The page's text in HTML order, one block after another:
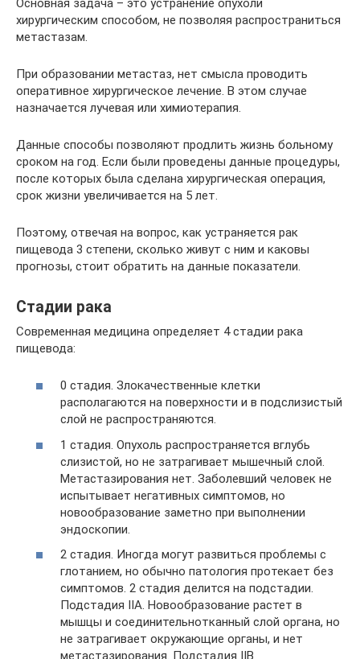
Основная задача – это устранение опухоли
хирургическим способом, не позволяя распространиться
метастазам.
При образовании метастаз, нет смысла проводить
оперативное хирургическое лечение. В этом случае
назначается лучевая или химиотерапия.
Данные способы позволяют продлить жизнь больному
сроком на год. Если были проведены данные процедуры,
после которых была сделана хирургическая операция,
срок жизни увеличивается на 5 лет.
Поэтому, отвечая на вопрос, как устраняется рак
пищевода 3 степени, сколько живут с ним и каковы
прогнозы, стоит обратить на данные показатели.
Стадии рака
Современная медицина определяет 4 стадии рака
пищевода:
0 стадия. Злокачественные клетки
располагаются на поверхности и в подслизистый
слой не распространяются.
1 стадия. Опухоль распространяется вглубь
слизистой, но не затрагивает мышечный слой.
Метастазирования нет. Заболевший человек не
испытывает негативных симптомов, но
новообразование заметно при выполнении
эндоскопии.
2 стадия. Иногда могут развиться проблемы с
глотанием, но обычно патология протекает без
симптомов. 2 стадия делится на подстадии.
Подстадия IIА. Новообразование растет в
мышцы и соединительнотканный слой органа, но
не затрагивает окружающие органы, и нет
метастазирования. Подстадия IIВ